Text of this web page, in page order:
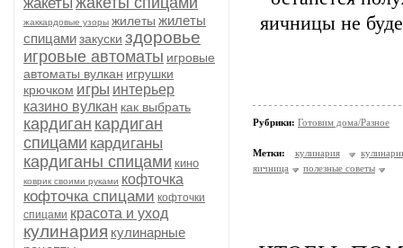
жаккардовые узоры жилеты жилеты
спицамизакуски здоровье
игровые автоматы игровые
автоматы вулкан игрушки
крючком игры интерьер
казино вулкан как выбрать
кардиган кардиган
спицами кардиганы
кардиганы спицами кино
коврик своими руками кофточка
кофточка спицами кофточки
спицами красота и уход
кулинария кулинарные
яичницы не
Рубрики: Готовим дома/Разное
Метки: кулинария
яичница
полезные советы